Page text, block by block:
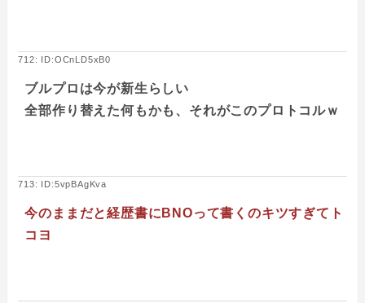
712: ID:OCnLD5xB0
ブルプロは今が新生らしい
全部作り替えた何もかも、それがこのプロトコルｗ
713: ID:5vpBAgKva
今のままだと経歴書にBNOって書くのキツすぎてト
コヨ